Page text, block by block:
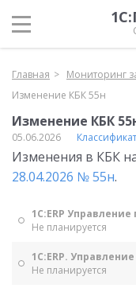
Главная Мониторинг
Изменение КБК 55н
Изменение КБК
05.06.2026
Изменения в КБК
28.04.2026 № 55н.
1С:ERP
Не планируется
1С:ERP.
Не планируется